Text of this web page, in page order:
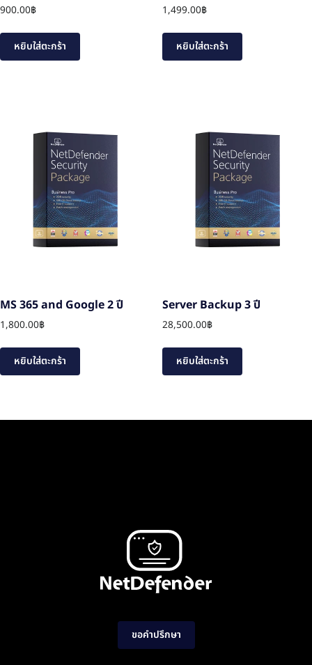
900.00฿
หยิบใส่ตะกร้า
1,499.00฿
หยิบใส่ตะกร้า
MS 365 and Google 2 ปี
1,800.00฿
หยิบใส่ตะกร้า
Server Backup 3 ปี
28,500.00฿
หยิบใส่ตะกร้า
ขอคำปรึกษา